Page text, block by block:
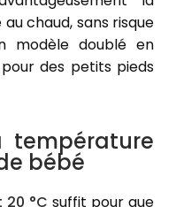
chaud, sans risque
modèle doublé en
des petits pieds
température
bébé
20 °C suffit pour que